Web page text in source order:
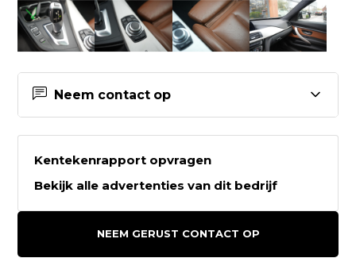
Neem contact op
Contactgegevens Auto Keijzers
B.V.
Kentekenrapport opvragen
Bekijk alle advertenties van dit bedrijf
NEEM GERUST CONTACT OP